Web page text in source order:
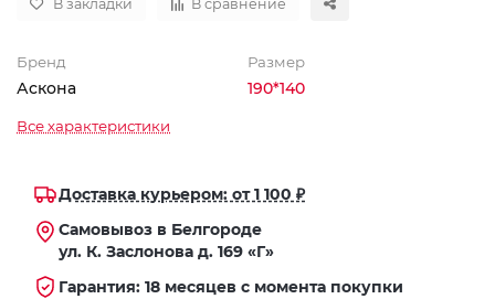
В закладки В сравнение
Бренд
Аскона
Размер
190*140
Все характеристики
Доставка курьером: от 1 100 ₽
Самовывоз в Белгороде
ул. К. Заслонова д. 169 «Г»
Гарантия: 18 месяцев с момента покупки